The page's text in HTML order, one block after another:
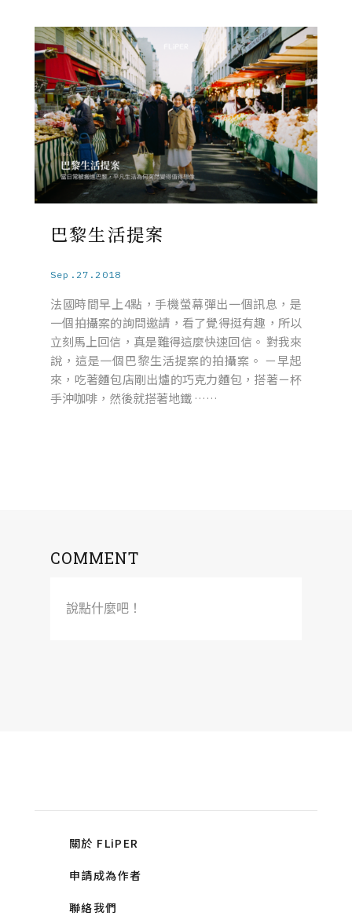
巴黎生活提案
Sep.27.2018
法國時間早上4點，手機螢幕彈出一個訊息，是
一個拍攝案的詢問邀請，看了覺得挺有趣，所以
立刻馬上回信，真是難得這麼快速回信。 對我來
說，這是一個巴黎生活提案的拍攝案。 ㄧ早起
來，吃著麵包店剛出爐的巧克力麵包，搭著ㄧ杯
手沖咖啡，然後就搭著地鐵 ……
COMMENT
說點什麼吧！
關於 FLiPER
申請成為作者
聯絡我們